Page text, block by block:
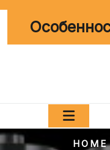
Перейти
содержимому
HOME